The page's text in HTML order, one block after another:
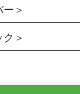
＞
＞